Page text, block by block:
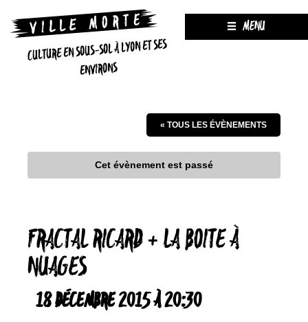
CULTURE EN SOUS-SOL À LYON ET SES
ENVIRONS
MENU
« TOUS LES ÉVÈNEMENTS
Cet évènement est passé
FRACTAL RICARD + LA BOITE À
NUAGES
18 DÉCEMBRE 2015 À 20:30